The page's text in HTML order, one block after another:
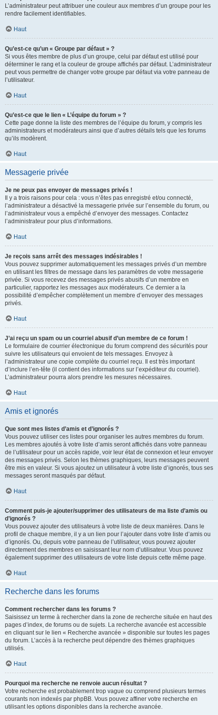
L’administrateur peut attribuer une couleur aux membres d’un groupe pour les
rendre facilement identifiables.
Haut
Qu’est-ce qu’un « Groupe par défaut » ?
Si vous êtes membre de plus d’un groupe, celui par défaut est utilisé pour
déterminer le rang et la couleur de groupe affichés par défaut. L’administrateur
peut vous permettre de changer votre groupe par défaut via votre panneau de
l’utilisateur.
Haut
Qu’est-ce que le lien « L’équipe du forum » ?
Cette page donne la liste des membres de l’équipe du forum, y compris les
administrateurs et modérateurs ainsi que d’autres détails tels que les forums
qu’ils modèrent.
Haut
Messagerie privée
Je ne peux pas envoyer de messages privés !
Il y a trois raisons pour cela : vous n’êtes pas enregistré et/ou connecté,
l’administrateur a désactivé la messagerie privée sur l’ensemble du forum, ou
l’administrateur vous a empêché d’envoyer des messages. Contactez
l’administrateur pour plus d’informations.
Haut
Je reçois sans arrêt des messages indésirables !
Vous pouvez supprimer automatiquement les messages privés d’un membre
en utilisant les filtres de message dans les paramètres de votre messagerie
privée. Si vous recevez des messages privés abusifs d’un membre en
particulier, rapportez les messages aux modérateurs. Ce dernier a la
possibilité d’empêcher complètement un membre d’envoyer des messages
privés.
Haut
J’ai reçu un spam ou un courriel abusif d’un membre de ce forum !
Le formulaire de courrier électronique du forum comprend des sécurités pour
suivre les utilisateurs qui envoient de tels messages. Envoyez à
l’administrateur une copie complète du courriel reçu. Il est très important
d’inclure l’en-tête (il contient des informations sur l’expéditeur du courriel).
L’administrateur pourra alors prendre les mesures nécessaires.
Haut
Amis et ignorés
Que sont mes listes d’amis et d’ignorés ?
Vous pouvez utiliser ces listes pour organiser les autres membres du forum.
Les membres ajoutés à votre liste d’amis seront affichés dans votre panneau
de l’utilisateur pour un accès rapide, voir leur état de connexion et leur envoyer
des messages privés. Selon les thèmes graphiques, leurs messages peuvent
être mis en valeur. Si vous ajoutez un utilisateur à votre liste d’ignorés, tous ses
messages seront masqués par défaut.
Haut
Comment puis-je ajouter/supprimer des utilisateurs de ma liste d’amis ou
d’ignorés ?
Vous pouvez ajouter des utilisateurs à votre liste de deux manières. Dans le
profil de chaque membre, il y a un lien pour l’ajouter dans votre liste d’amis ou
d’ignorés. Ou, depuis votre panneau de l’utilisateur, vous pouvez ajouter
directement des membres en saisissant leur nom d’utilisateur. Vous pouvez
également supprimer des utilisateurs de votre liste depuis cette même page.
Haut
Recherche dans les forums
Comment rechercher dans les forums ?
Saisissez un terme à rechercher dans la zone de recherche située en haut des
pages d’index, de forums ou de sujets. La recherche avancée est accessible
en cliquant sur le lien « Recherche avancée » disponible sur toutes les pages
du forum. L’accès à la recherche peut dépendre des thèmes graphiques
utilisés.
Haut
Pourquoi ma recherche ne renvoie aucun résultat ?
Votre recherche est probablement trop vague ou comprend plusieurs termes
courants non indexés par phpBB. Vous pouvez affiner votre recherche en
utilisant les options disponibles dans la recherche avancée.